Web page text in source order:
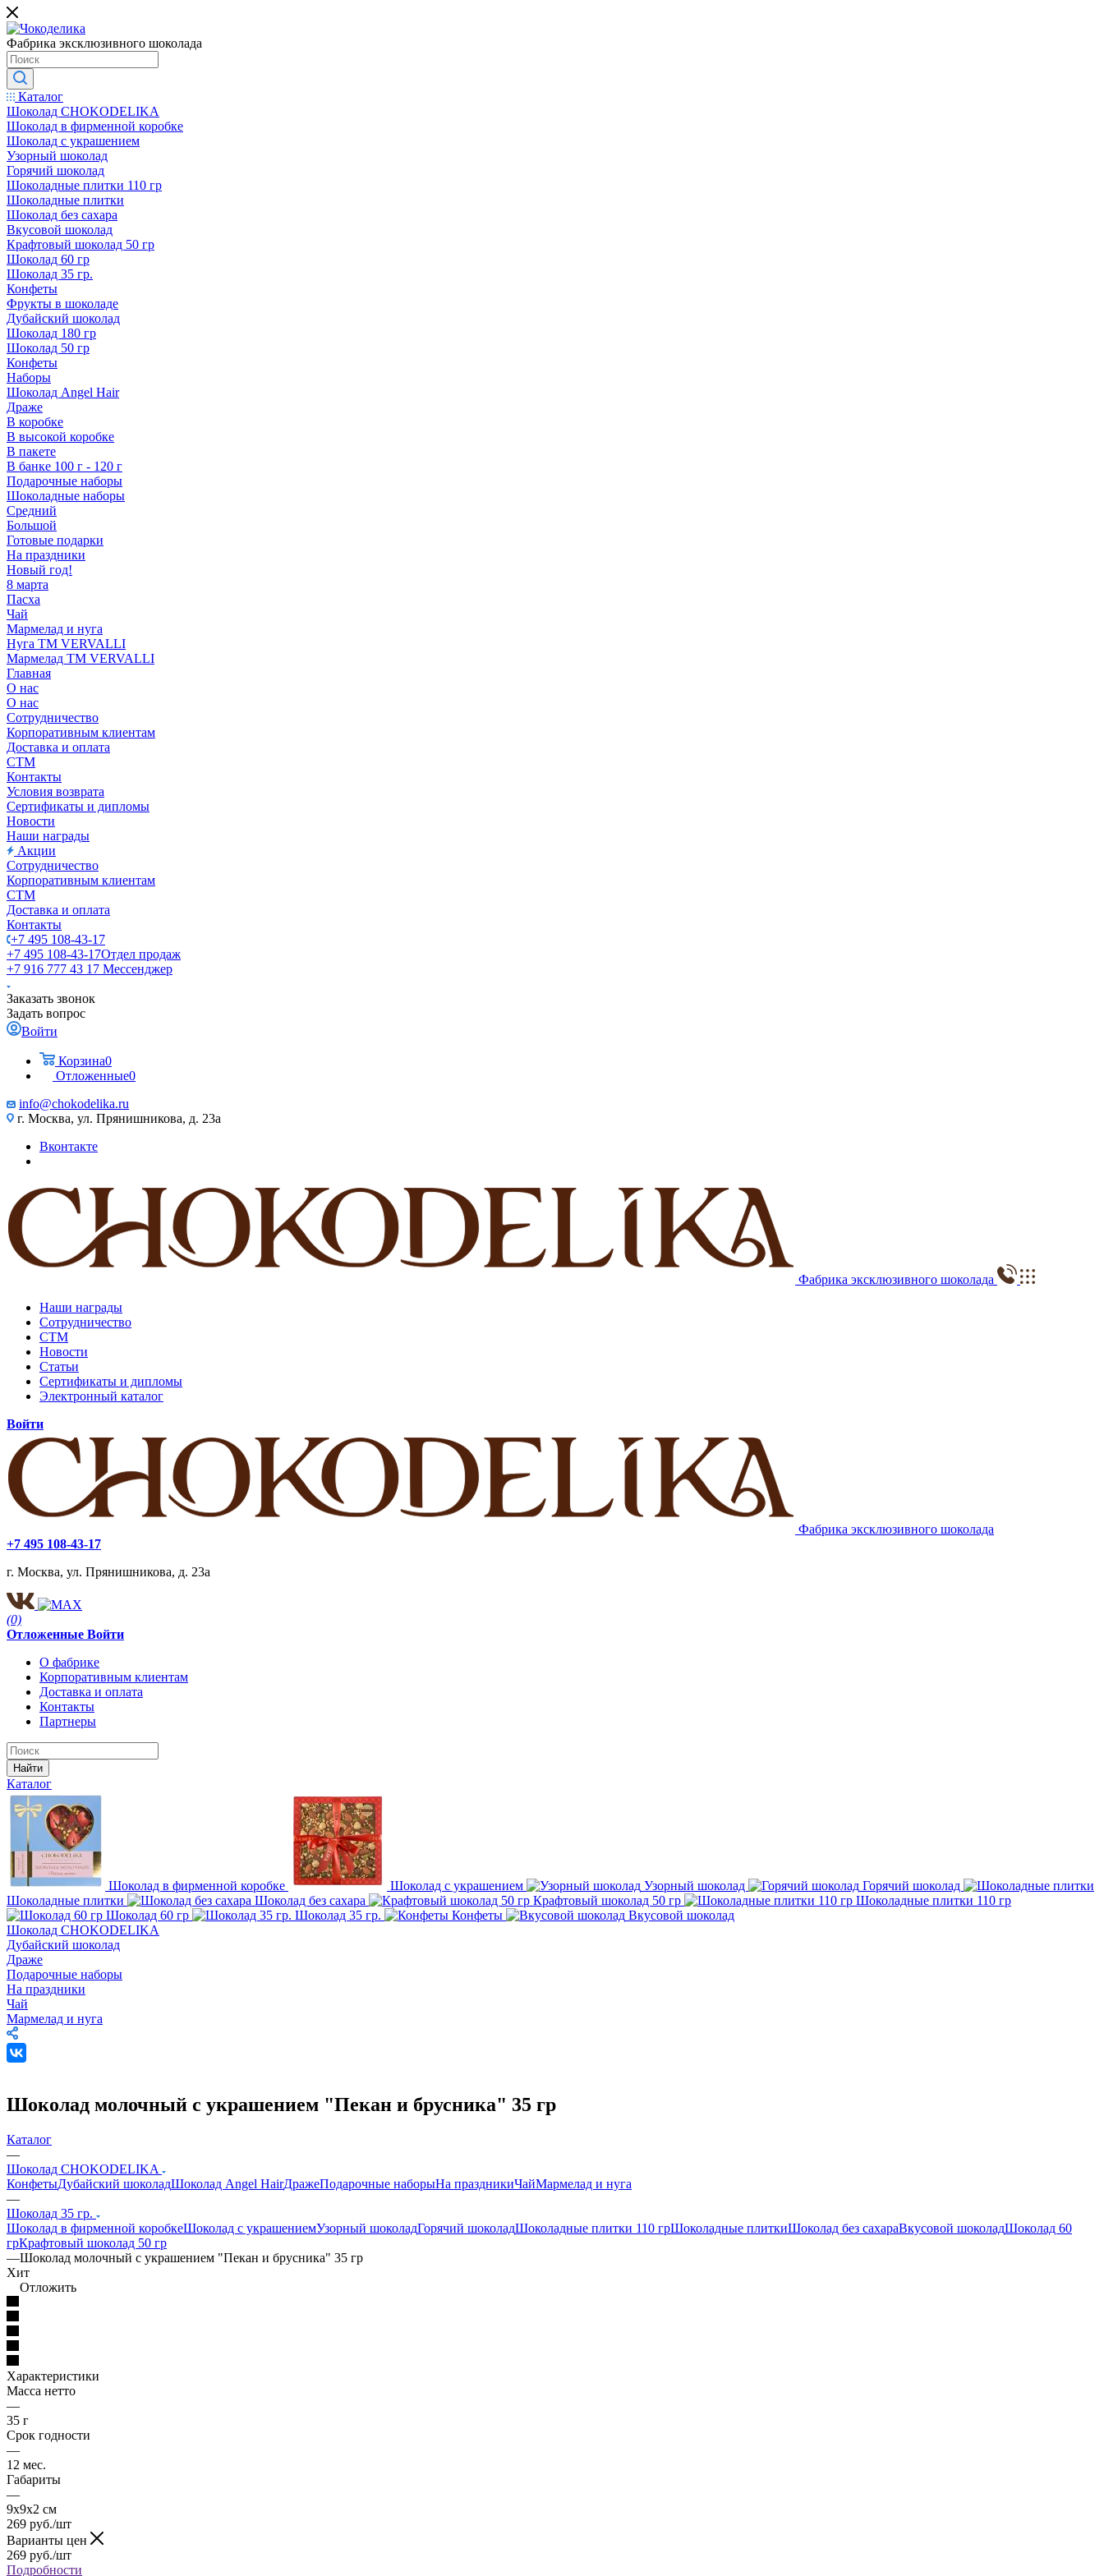
Фабрика эксклюзивного шоколада
Каталог
Шоколад CHOKODELIKA
Шоколад в фирменной коробке
Шоколад с украшением
Узорный шоколад
Горячий шоколад
Шоколадные плитки 110 гр
Шоколадные плитки
Шоколад без сахара
Вкусовой шоколад
Крафтовый шоколад 50 гр
Шоколад 60 гр
Шоколад 35 гр.
Конфеты
Фрукты в шоколаде
Дубайский шоколад
Шоколад 180 гр
Шоколад 50 гр
Конфеты
Наборы
Шоколад Angel Hair
Драже
В коробке
В высокой коробке
В пакете
В банке 100 г - 120 г
Подарочные наборы
Шоколадные наборы
Средний
Большой
Готовые подарки
На праздники
Новый год!
8 марта
Пасха
Чай
Мармелад и нуга
Нуга ТМ VERVALLI
Мармелад ТМ VERVALLI
Главная
О нас
О нас
Сотрудничество
Корпоративным клиентам
Доставка и оплата
СТМ
Контакты
Условия возврата
Сертификаты и дипломы
Новости
Наши награды
Акции
Сотрудничество
Корпоративным клиентам
СТМ
Доставка и оплата
Контакты
+7 495 108-43-17
+7 495 108-43-17Отдел продаж
+7 916 777 43 17 Мессенджер
Заказать звонок
Задать вопрос
Войти
Корзина0
Отложенные0
info@chokodelika.ru
г. Москва, ул. Прянишникова, д. 23а
Вконтакте
Фабрика эксклюзивного шоколада
Наши награды
Сотрудничество
СТМ
Новости
Статьи
Сертификаты и дипломы
Электронный каталог
Войти
Фабрика эксклюзивного шоколада
+7 495 108-43-17
г. Москва, ул. Прянишникова, д. 23а
(0)
Отложенные Войти
О фабрике
Корпоративным клиентам
Доставка и оплата
Контакты
Партнеры
Найти
Каталог
Шоколад в фирменной коробке Шоколад с украшением Узорный шоколад
Горячий шоколад
Шоколадные плитки
Шоколад без сахара Крафтовый шоколад 50 гр
Шоколадные плитки 110 гр
Шоколад 60 гр
Шоколад 35 гр. Конфеты
Вкусовой шоколад
Шоколад CHOKODELIKA
Дубайский шоколад
Драже
Подарочные наборы
На праздники
Чай
Мармелад и нуга
Шоколад молочный с украшением "Пекан и брусника" 35 гр
Каталог
—
Шоколад CHOKODELIKA
КонфетыДубайский шоколадШоколад Angel HairДражеПодарочные наборыНа праздникиЧайМармелад и нуга
—
Шоколад 35 гр.
Шоколад в фирменной коробкеШоколад с украшениемУзорный шоколадГорячий шоколадШоколадные плитки 110 грШоколадные плиткиШоколад без сахараВкусовой шоколадШоколад 60
грКрафтовый шоколад 50 гр
—Шоколад молочный с украшением "Пекан и брусника" 35 гр
Хит
Отложить
Характеристики
Масса нетто
—
35 г
Срок годности
—
12 мес.
Габариты
—
9х9х2 см
269 руб./шт
Варианты цен
269 руб./шт
Подробности